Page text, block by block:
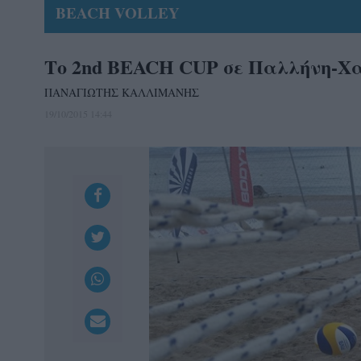
BEACH VOLLEY
Το 2nd BEACH CUP σε Παλλήνη-
ΠΑΝΑΓΙΩΤΗΣ ΚΑΛΛΙΜΑΝΗΣ